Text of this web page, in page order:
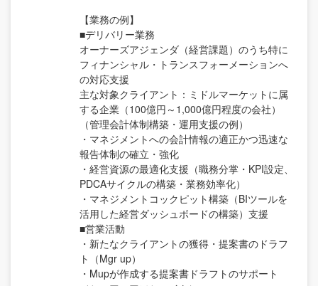
【業務の例】
■デリバリー業務
オーナーズアジェンダ（経営課題）のうち特に
フィナンシャル・トランスフォーメーションへ
の対応支援
主な対象クライアント：ミドルマーケットに属
する企業（100億円～1,000億円程度の会社）
（管理会計体制構築・運用支援の例）
・マネジメントへの会計情報の適正かつ迅速な
報告体制の確立・強化
・経営資源の最適化支援（職務分掌・KPI設定、
PDCAサイクルの構築・業務効率化）
・マネジメントコックピット構築（BIツールを
活用した経営ダッシュボードの構築）支援
■営業活動
・新たなクライアントの獲得・提案書のドラフ
ト（Mgr up）
・Mupが作成する提案書ドラフトのサポート